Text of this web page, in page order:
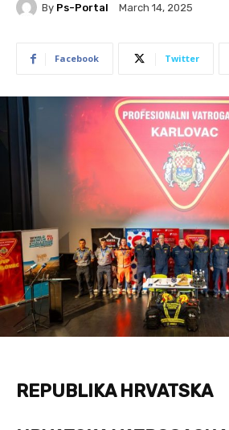
By Ps-Portal March 14, 2025
Facebook Twitter
REPUBLIKA HRVATSKA